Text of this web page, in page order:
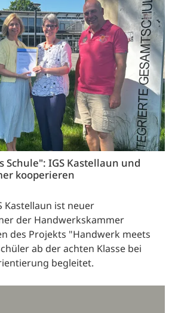
Schule": IGS Kastellaun und
kooperieren
Kastellaun ist neuer
der Handwerkskammer
des Projekts "Handwerk meets
ab der achten Klasse bei
begleitet.